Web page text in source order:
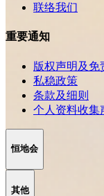
联络我们
重要通知
版权声明及免
私稳政策
条款及细则
个人资料收集
恒地会
其他